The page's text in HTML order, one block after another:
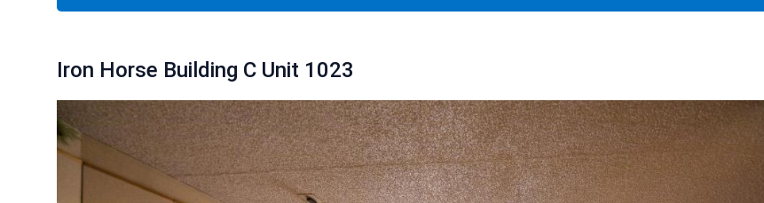
Iron Horse Building C Unit 1023